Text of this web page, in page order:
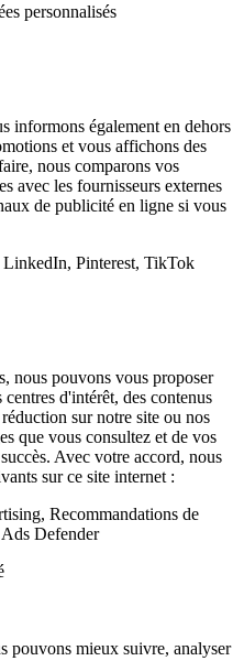
personnalisés
informons également en dehors
et vous affichons des
nous comparons vos
avec les fournisseurs externes
de publicité en ligne si vous
Pinterest, TikTok
nous pouvons vous proposer
d'intérêt, des contenus
sur notre site ou nos
que vous consultez et de vos
Avec votre accord, nous
sur ce site internet :
Recommandations de
Ads Defender
pouvons mieux suivre, analyser